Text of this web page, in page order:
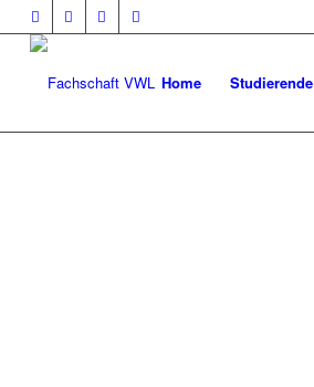
Home Studierende